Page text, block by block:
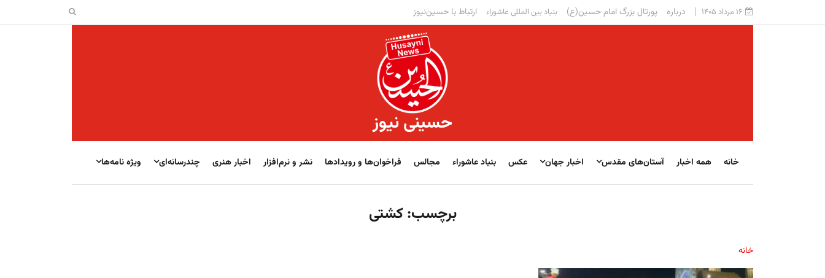
۱۶ مرداد ۱۴۰۵ درباره پورتال بزرگ امام حسین(ع) بنیاد بین المللی عاشوراء ارتباط با حسین‌نیوز
حسینی نیوز
خانه همه اخبار آستان‌های مقدس اخبار جهان عکس بنیاد عاشوراء مجالس فراخوان‌‏‏‏ها و رویدادها نشر و نرم‌افزار اخبار هنری چندرسانه‌ای ویژه نامه‌ها
برچسب:کشتی
خانه